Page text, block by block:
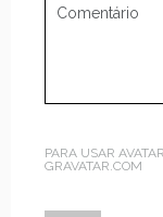
PARA USAR
GRAVATAR.COM